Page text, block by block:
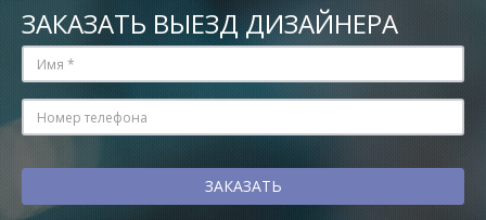
ЗАКАЗАТЬ ВЫЕЗД ДИЗАЙНЕРА